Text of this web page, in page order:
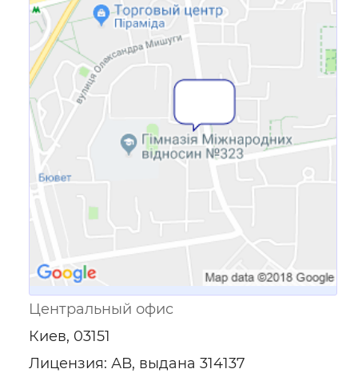
Ссылка для мобильных устройств
Центральный офис
Киев, 03151
Лицензия: АВ, выдана 314137